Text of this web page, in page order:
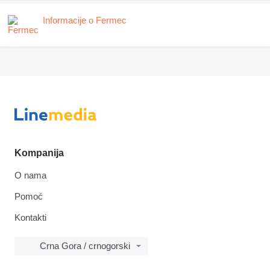
Informacije o Fermec
Kompanija
O nama
Pomoć
Kontakti
Crna Gora / crnogorski